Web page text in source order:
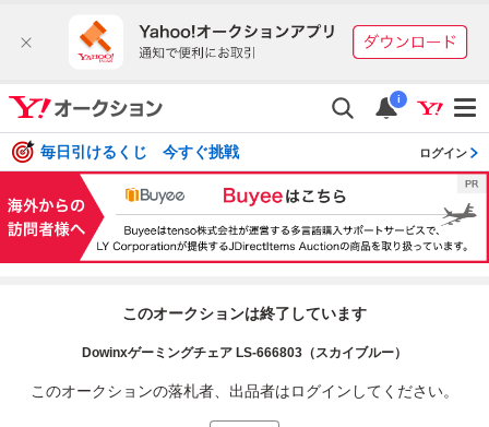
i
毎日引けるくじ 今すぐ挑戦 ログイン
このオークションは終了しています
Dowinxゲーミングチェア LS-666803（スカイブルー）
このオークションの落札者、出品者はログインしてください。